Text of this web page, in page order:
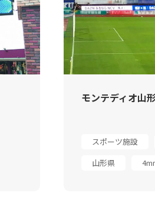
モンテディオ山
スポーツ施設
山形県